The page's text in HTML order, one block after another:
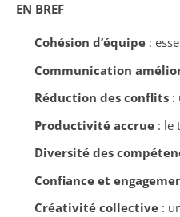
EN BREF
Cohésion d’équipe:
Communication
Réduction des conflits:
Productivité accrue: le
Diversité des
Confiance et
Créativité collective: